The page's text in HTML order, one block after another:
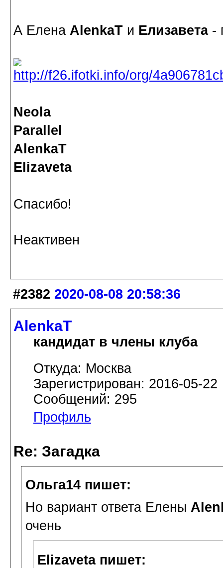
А Елена AlenkaT и Елизавета-
Neola
Parallel
AlenkaT
Elizaveta
Спасибо!
Неактивен
#2382 2020-08-08 20:58:36
AlenkaT
кандидат в члены клуба
Откуда: Москва
Зарегистрирован: 2016-05-22
Сообщений: 295
Профиль
Re: Загадка
Ольга14 пишет:
Но вариант ответа Елены
очень
Elizaveta пишет: